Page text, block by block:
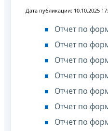
Дата публикации: 10.10.2025
Отчет по
Отчет по
Отчет по
Отчет по
Отчет по
Отчет по
Отчет по